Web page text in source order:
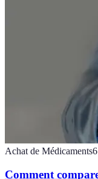
Achat de Médicaments6
Comment